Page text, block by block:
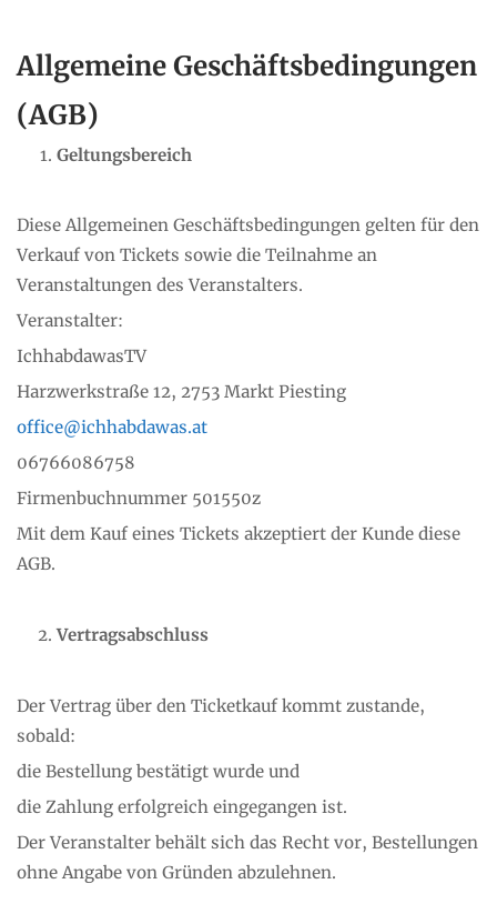
Allgemeine Geschäftsbedingungen
(AGB)
Geltungsbereich
Diese Allgemeinen Geschäftsbedingungen gelten für den
Verkauf von Tickets sowie die Teilnahme an
Veranstaltungen des Veranstalters.
Veranstalter:
IchhabdawasTV
Harzwerkstraße 12, 2753 Markt Piesting
office@ichhabdawas.at
06766086758
Firmenbuchnummer 501550z
Mit dem Kauf eines Tickets akzeptiert der Kunde diese
AGB.
Vertragsabschluss
Der Vertrag über den Ticketkauf kommt zustande,
sobald:
die Bestellung bestätigt wurde und
die Zahlung erfolgreich eingegangen ist.
Der Veranstalter behält sich das Recht vor, Bestellungen
ohne Angabe von Gründen abzulehnen.